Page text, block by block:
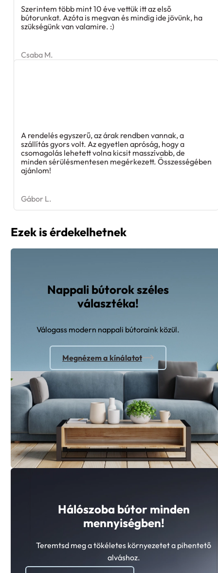
bútorunkat. Azóta is megvan és mindig ide jövünk, ha
szükségünk van valamire. :)
szállítás gyors volt. Az egyetlen apróság, hogy a
csomagolás lehetett volna kicsit masszívabb, de
minden sérülésmentesen megérkezett. Összességében
ajánlom!
választéka!
Megnézem a kínálatot
mennyiségben!
Teremtsd meg a tökéletes környezetet a pihentető
alváshoz.
Erre van szükségem